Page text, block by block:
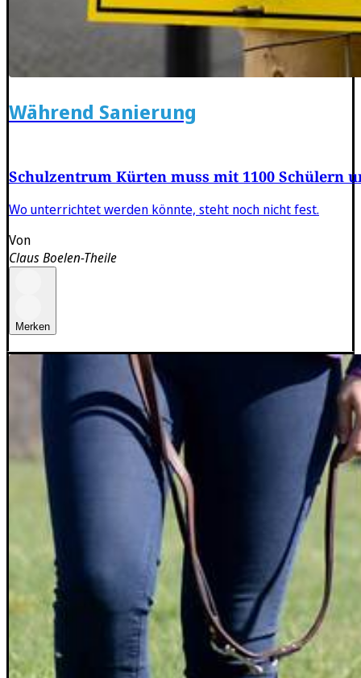
Während Sanierung
Schulzentrum Kürten muss mit 1100 Schülern
Wo unterrichtet werden könnte, steht noch nicht fest.
Von
Claus Boelen-Theile
Merken